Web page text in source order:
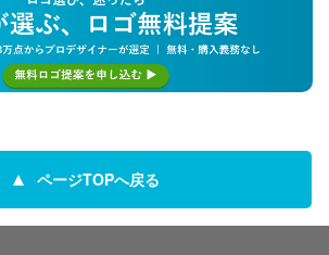
ページTOPへ戻る